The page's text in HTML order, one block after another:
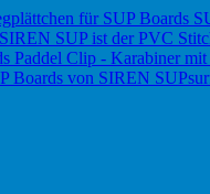
Paddel Clip - Karabiner